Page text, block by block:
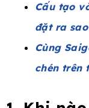
Cấu tạo
đặt ra
Cùng
chén trên